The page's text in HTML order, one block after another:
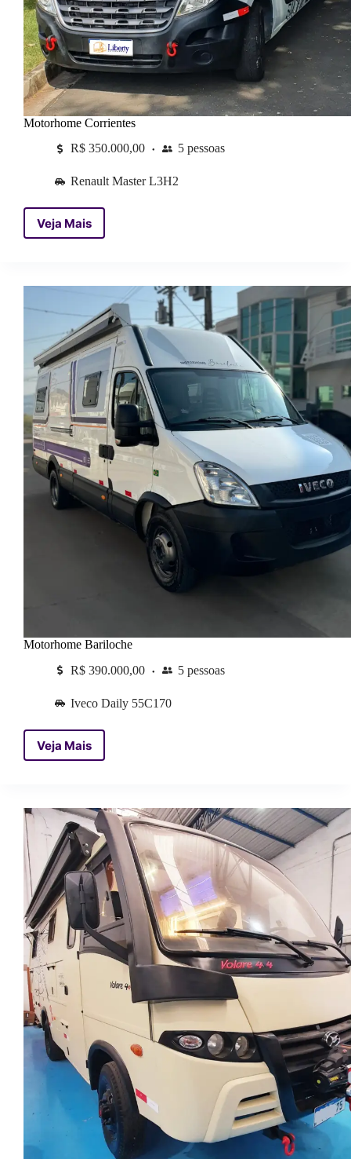
Motorhome Corrientes
R$ 350.000,00
5 pessoas
Renault Master L3H2
Veja MaisMotorhome
Motorhome Bariloche
R$ 390.000,00
5 pessoas
Iveco Daily 55C170
Veja MaisMotorhome